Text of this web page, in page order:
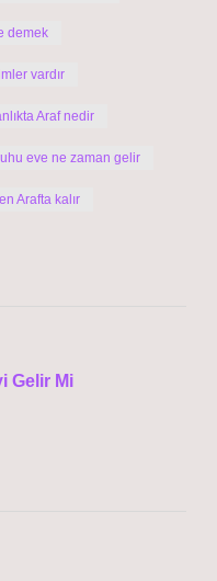
demek
vardır
Araf nedir
eve ne zaman gelir
Arafta kalır
Gelir Mi